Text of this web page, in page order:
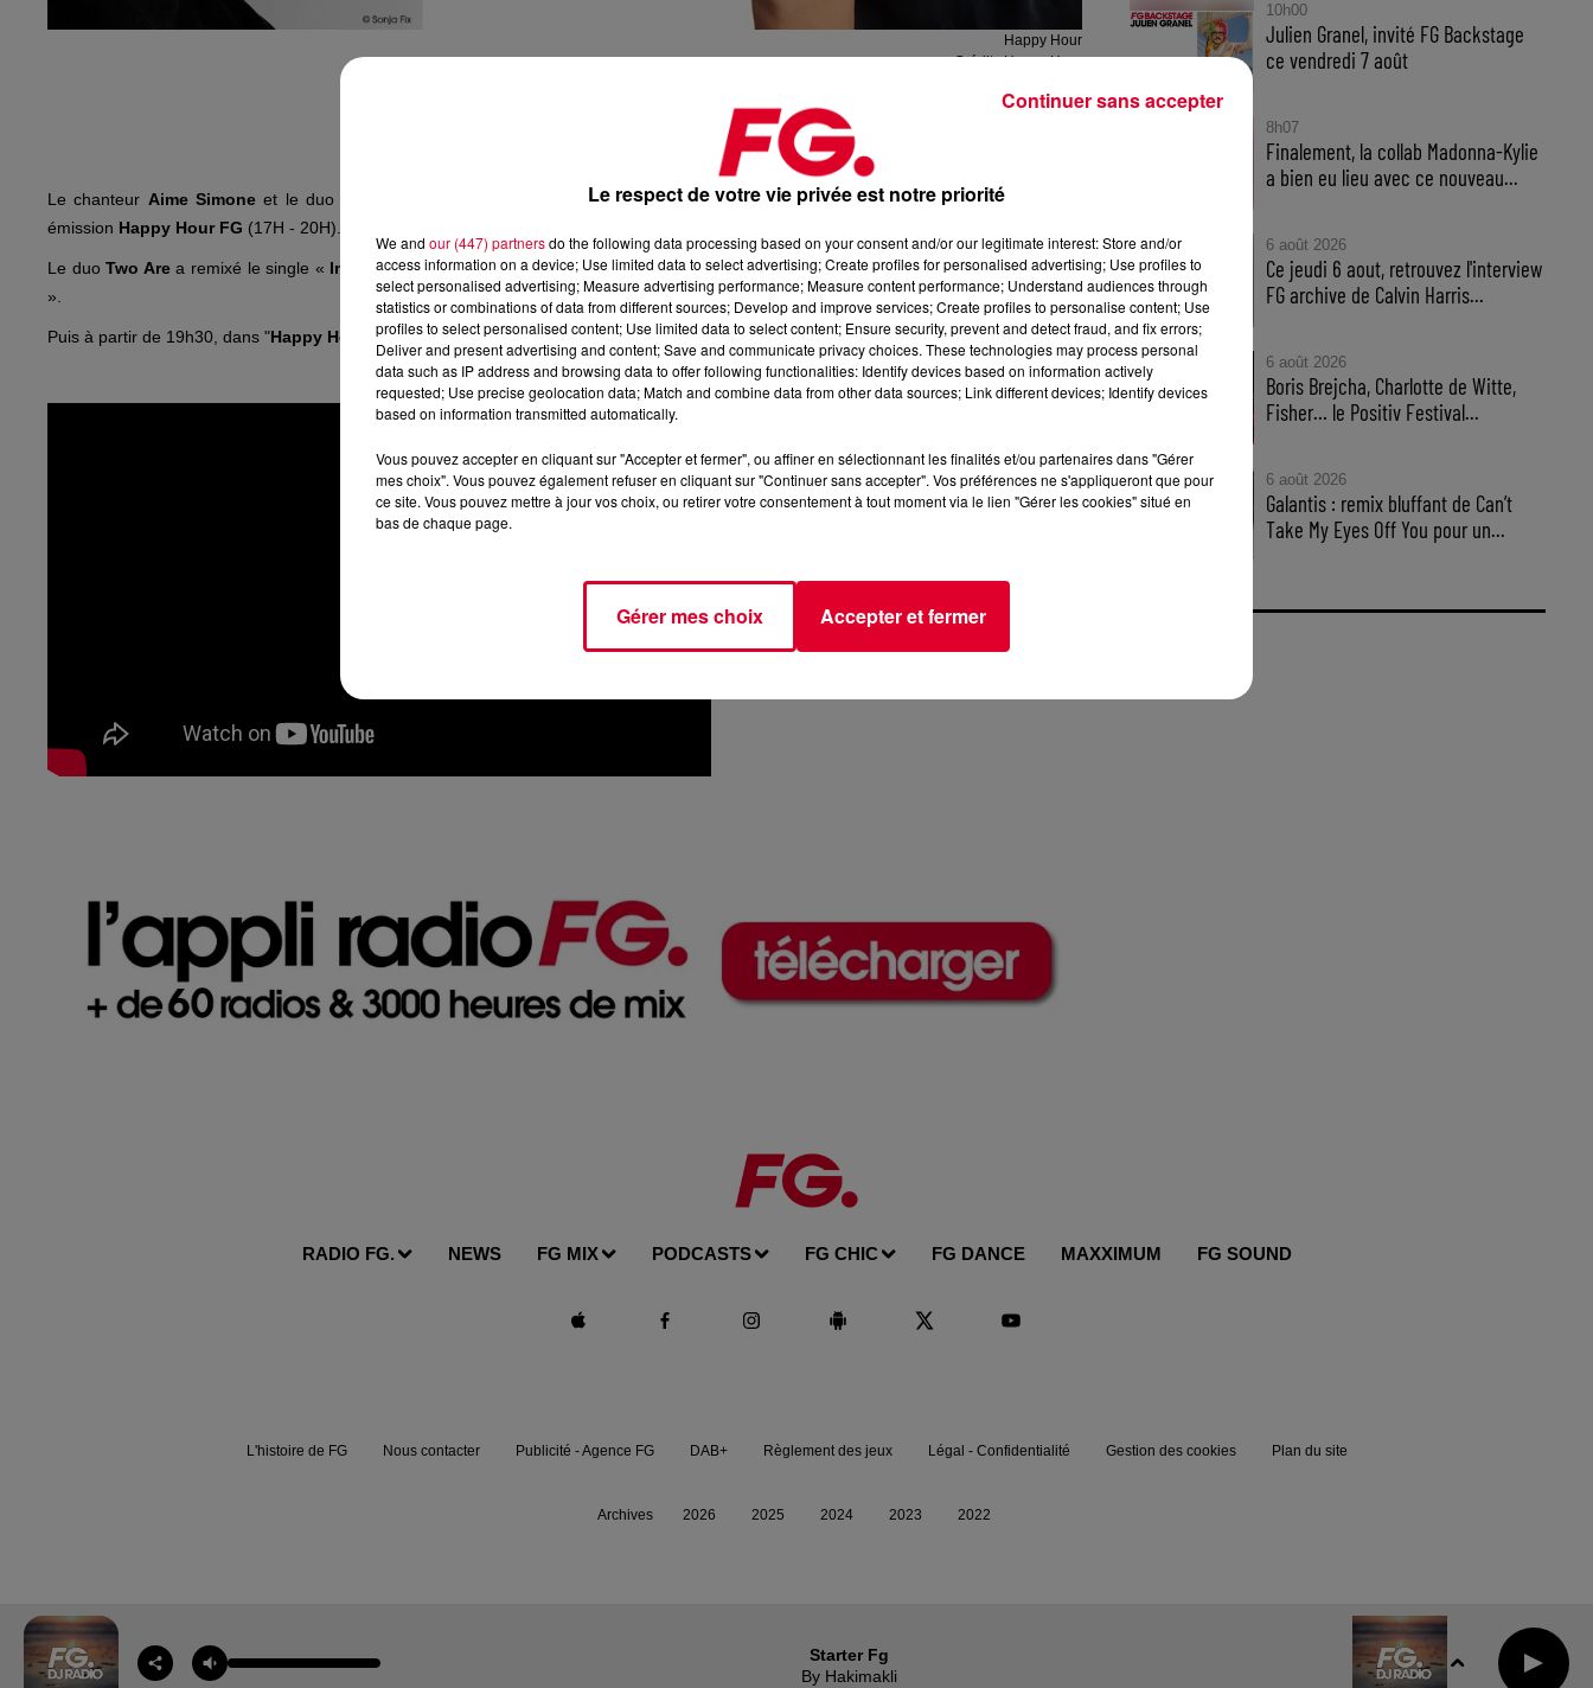
Happy Hour
Crédit :Happy Hour
Le chanteur Aime Simone et le duo de DJs Producteurs ukrainiens Two Areseront ce soir les invités d’Antoine Baduel
émission Happy Hour FG (17H - 20H).
Le duoTwo Area remixé le single « In This Dark time» deAime Simone, chanteur que l’on a découvert grâce au hit «Shining Light
».
Puis à partir de 19h30, dans "Happy Hour DJ", Two Arese produira en DJ set
10h00
Julien Granel, invité FG Backstage
ce vendredi 7 août
8h07
Finalement, la collab Madonna-Kylie
a bien eu lieu avec ce nouveau...
6 août 2026
Ce jeudi 6 aout, retrouvez l'interview
FG archive de Calvin Harris...
6 août 2026
Boris Brejcha, Charlotte de Witte,
Fisher… le Positiv Festival...
6 août 2026
Galantis : remix bluffant de Can’t
Take My Eyes Off You pour un...
RADIO FG. NEWS FG MIX PODCASTS FG CHIC FG DANCE MAXXIMUM FG SOUND
Starter Fg
By Hakimakli
L'histoire de FG Nous contacter Publicité - Agence FG DAB+ Règlement des jeux Légal - Confidentialité Gestion des cookies Plan du site
Archives 2026 2025 2024 2023 2022
Le respect de votre vie privée est notre priorité
We and our (447) partnersdo the following data processing based on your consent and/or our legitimate interest: Store and/or
access information on a device; Use limited data to select advertising; Create profiles for personalised advertising; Use profiles to
select personalised advertising; Measure advertising performance; Measure content performance; Understand audiences through
statistics or combinations of data from different sources; Develop and improve services; Create profiles to personalise content; Use
profiles to select personalised content; Use limited data to select content; Ensure security, prevent and detect fraud, and fix errors;
Deliver and present advertising and content; Save and communicate privacy choices. These technologies may process personal
data such as IP address and browsing data to offer following functionalities: Identify devices based on information actively
requested; Use precise geolocation data; Match and combine data from other data sources; Link different devices; Identify devices
based on information transmitted automatically.
Vous pouvez accepter en cliquant sur "Accepter et fermer", ou affiner en sélectionnant les finalités et/ou partenaires dans "Gérer
mes choix". Vous pouvez également refuser en cliquant sur "Continuer sans accepter". Vos préférences ne s'appliqueront que pour
ce site. Vous pouvez mettre à jour vos choix, ou retirer votre consentement à tout moment via le lien "Gérer les cookies" situé en
bas de chaque page.
Gérer mes choix Accepter et fermer
Continuer sans accepter